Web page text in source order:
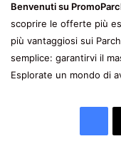
Benvenuti su
scoprire le offerte più
più vantaggiosi sui
semplice: garantirvi il
Esplorate un mondo di